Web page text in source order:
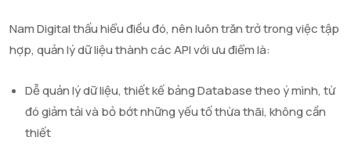
Nam Digital thấu hiểu điều đó, nên luôn trăn trở trong việc tập
hợp, quản lý dữ liệu thành các API với ưu điểm là:
Dễ quản lý dữ liệu, thiết kế bảng Database theo ý mình, từ
đó giảm tải và bỏ bớt những yếu tố thừa thãi, không cần
thiết